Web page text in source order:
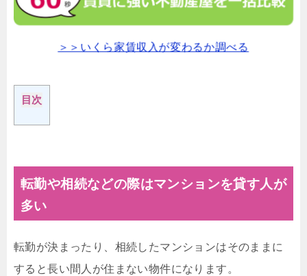
＞＞いくら家賃収入が変わるか調べる
目次
転勤や相続などの際はマンションを貸す人が
多い
転勤が決まったり、相続したマンションはそのままに
すると長い間人が住まない物件になります。